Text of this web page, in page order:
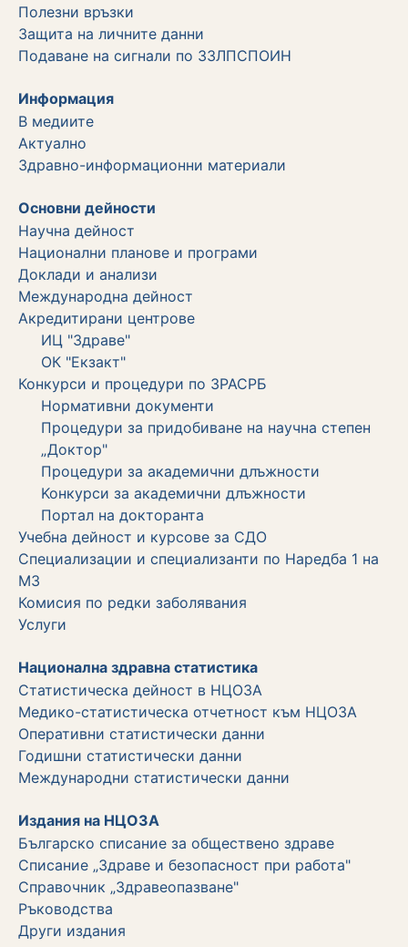
Полезни връзки
Защита на личните данни
Подаване на сигнали по ЗЗЛПСПОИН
Информация
В медиите
Актуално
Здравно-информационни материали
Основни дейности
Научна дейност
Национални планове и програми
Доклади и анализи
Международна дейност
Акредитирани центрове
ИЦ "Здраве"
ОК "Екзакт"
Конкурси и процедури по ЗРАСРБ
Нормативни документи
Процедури за придобиване на научна степен
„Доктор"
Процедури за академични длъжности
Koнкурси за академични длъжности
Портал на докторанта
Учебна дейност и курсове за СДО
Специализации и специализанти по Наредба 1 на
МЗ
Комисия по редки заболявания
Услуги
Национална здравна статистика
Статистическа дейност в НЦОЗА
Медико-статистическа отчетност към НЦОЗА
Оперативни статистически данни
Годишни статистически данни
Международни статистически данни
Издания на НЦОЗА
Българско списание за обществено здраве
Списание „Здраве и безопасност при работа"
Справочник „Здравеопазване"
Ръководства
Други издания